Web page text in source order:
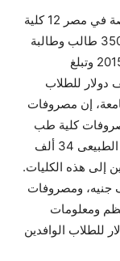
وتضم جامعة 6 اكتوبر احد اكبر الجامعات الخاصة في مصر 12 كلية
مختلفة ، حيث تستعد جامعة 6 اكتوبر لقبول 3500 طالب وطالبة
هذا العام ، ونبدأ بمصاريف كلية طب 6 اكتوبر 2015 وتبلغ
بكلية الطب 62 ألف جنيه، و16 ألف دولار للطلاب
إن مصروفات
بلغت مصروفات كلية طب
الأسنان 43 ألف جنيه، ومصروفات كلية العلاج الطبيعى 34 ألف
إلى هذه الكليات.
كلية العلوم الطبية 18 ألف جنيه، ومصروفات
نظم ومعلومات
للطلاب الوافدين